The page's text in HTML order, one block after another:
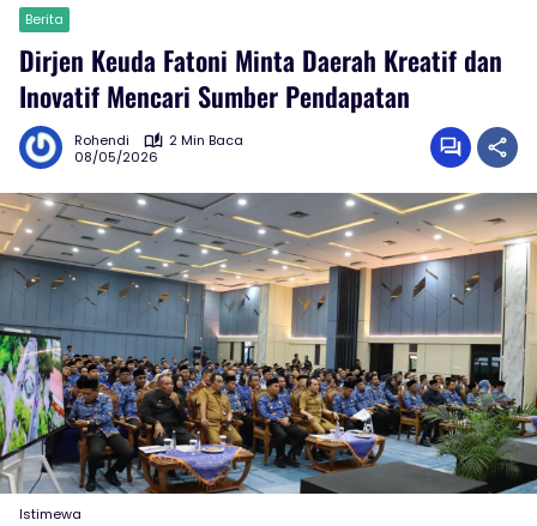
Berita
Dirjen Keuda Fatoni Minta Daerah Kreatif dan
Inovatif Mencari Sumber Pendapatan
Rohendi
2 Min Baca
08/05/2026
Istimewa